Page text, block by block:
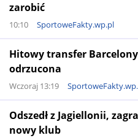
zarobić
10:10 SportoweFakty.wp.pl
Hitowy transfer
odrzucona
Wczoraj 13:19
Odszedł z Jagiellonii,
nowy klub